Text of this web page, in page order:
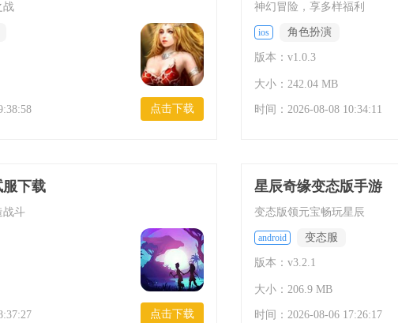
战
点击下载
神幻冒险，享多样福利
ios 角色扮演
版本：v1.0.3
大小：242.04 MB
时间： 2026-08-08 10:34:11
下载
战斗
点击下载
星辰奇缘变态版手游
变态版领元宝畅玩星辰
android 变态服
版本：v3.2.1
大小：206.9 MB
时间： 2026-08-06 17:26:17